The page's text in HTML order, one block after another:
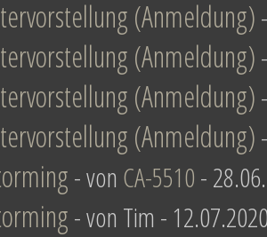
(Anmeldung)
(Anmeldung)
(Anmeldung)
(Anmeldung)
- von CA-5510-
- von Tim -